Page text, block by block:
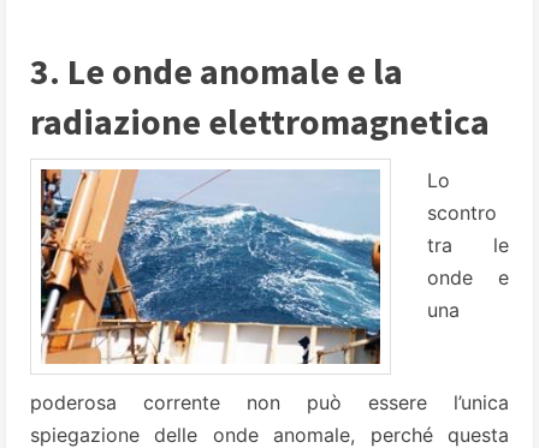
3. Le onde anomale e la
radiazione elettromagnetica
Lo
scontro
tra le
onde e
una
poderosa corrente non può essere l’unica
spiegazione delle onde anomale, perché questa